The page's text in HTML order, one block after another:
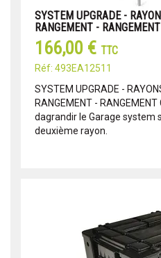
SYSTEM UPGRADE -
RANGEMENT -
166,00 € TTC
Réf: 493EA12511
SYSTEM UPGRADE -
RANGEMENT -
dagrandir le Garage system
deuxième rayon.